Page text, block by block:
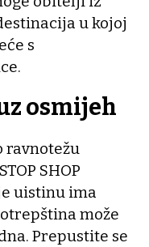
u kojoj
s
osmijeh
ravnotežu
SHOP
uistinu ima
može
Prepustite se